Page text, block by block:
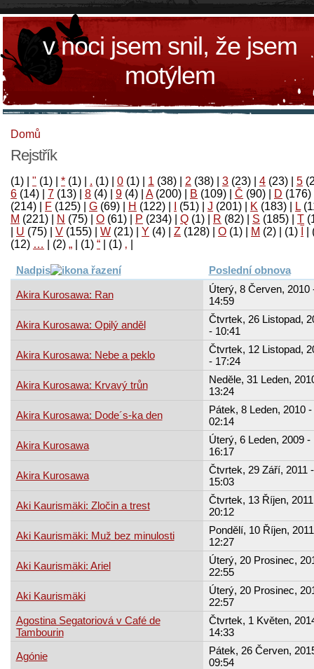
v noci jsem snil, že jsem
motýlem
Domů
Rejstřík
(1) " (1) * (1) . (1) 0 (1) 1 (38) 2 (38) 3 (23) 4 (23) 5
6 (14) 7 (13) 8 (4) 9 (4) A(200) B (109) Č (90) D (176)
(214)
F (125) G (69) H (122) (51) J (201) K (183) L
M (221) N (75) O (61) P (234) Q (1) R (82) S (185) T
U (75) V (155) W (21) Y (4) Z (128) Ο (1) М (2)
(1)
‚
(1)
“
(1)
„
(2)
…
(12)
Nadpis Poslední obnova
Akira Kurosawa: Ran
Úterý, 8 Červen, 2010
14:59
Akira Kurosawa: Opilý anděl
Čtvrtek, 26 Listopad,
- 10:41
Akira Kurosawa: Nebe a peklo
Čtvrtek, 12 Listopad,
- 17:24
Akira Kurosawa: Krvavý trůn
Neděle, 31 Leden,
13:24
Akira Kurosawa: Dode´s-ka den
Pátek, 8 Leden, 2010 -
02:14
Akira Kurosawa
Úterý, 6 Leden, 2009 -
16:17
Akira Kurosawa
Čtvrtek, 29 Září, 2011 -
15:03
Aki Kaurismäki: Zločin a trest
Čtvrtek, 13 Říjen,
20:12
Aki Kaurismäki: Muž bez minulosti
Pondělí, 10 Říjen,
12:27
Aki Kaurismäki: Ariel
Úterý, 20 Prosinec,
22:55
Aki Kaurismäki
Úterý, 20 Prosinec,
22:57
Agostina Segatoriová v Café de
Tambourin
Čtvrtek, 1 Květen,
14:33
Agónie
Pátek, 26 Červen,
09:54